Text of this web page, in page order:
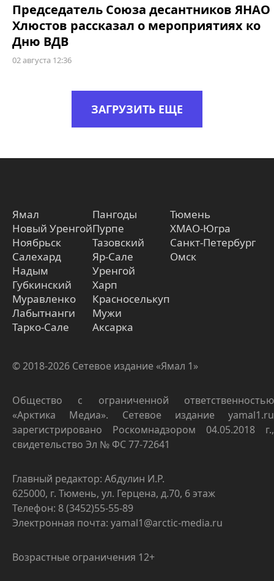
Председатель Союза десантников ЯНАО
Хлюстов рассказал о мероприятиях ко
Дню ВДВ
02 августа 12:36
ЗАГРУЗИТЬ ЕЩЕ
Ямал
Новый Уренгой
Ноябрьск
Салехард
Надым
Губкинский
Муравленко
Лабытнанги
Тарко-Сале
Пангоды
Пурпе
Тазовский
Яр-Сале
Уренгой
Харп
Красноселькуп
Мужи
Аксарка
Тюмень
ХМАО-Югра
Санкт-Петербург
Омск
© 2018-2026 Сетевое издание «Ямал 1»
Общество с ограниченной ответственностью
«Арктика Медиа». Сетевое издание yamal1.ru
зарегистрировано Роскомнадзором 04.05.2018 г.,
свидетельство Эл № ФС 77-72641
Главный редактор: Абдулин И.Р.
625000, г. Тюмень, ул. Герцена, д.70, 6 этаж
Телефон: 8 (3452)55-55-89
Электронная почта: yamal1@arctic-media.ru
Возрастные ограничения 12+